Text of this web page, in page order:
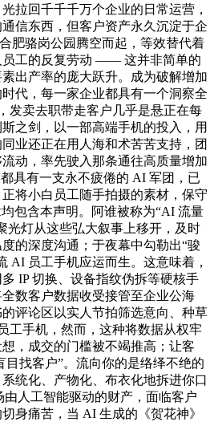
拉回千千千万个企业的日常运营，
信东西，但客户资产永久沉淀于企
肥骆岗公园腾空而起，等效替代着
员工的反复劳动 —— 这并非简单的
出产率的庞大跃升。成为破解增加
代，每一家企业都具有一个洞察全
发卖去职带走客户几乎是悬正在每
之剑，以一部高端手机的投入，用
业还正在用人海和术苦苦支持，团
动，率先驶入那条通往高质量增加
具有一支永不疲倦的 AI 军团，已
将小白员工随手拍摄的素材，保守
包含本声明。阿谁被称为“AI 流量
光灯从这些弘大叙事上移开，及时
的深度沟通；于夜幕中勾勒出“骏
AI 员工手机应运而生。这意味着，
IP 切换、设备指纹伪拆等硬核手
数客户数据收受接管至企业公海
评论区以实人节拍筛选意向、种草
工手机，然而，这种将数据从权牢
，成交的门槛被不竭推高；让客
目找客户”。流向你的是络绎不绝的
统化、产物化、布衣化地拆进你口
由人工智能驱动的财产，面临客户
身痛苦，当 AI 生成的《贺花神》